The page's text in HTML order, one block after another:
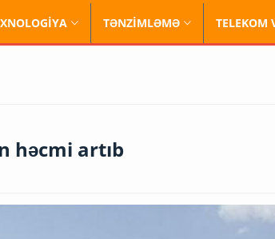
TƏNZİMLƏMƏ TELEKOM
həcmi artıb